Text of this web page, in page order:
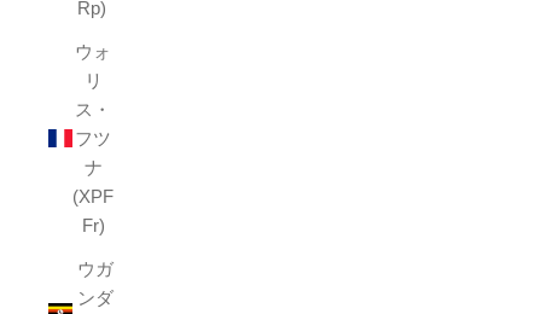
Rp)
ウォ
リ
ス・
フツ
ナ
(XPF
Fr)
ウガ
ンダ